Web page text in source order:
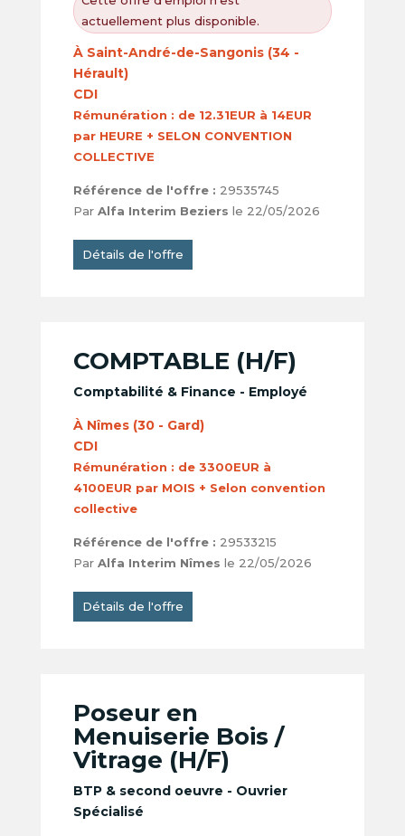
actuellement plus disponible.
À Saint-André-de-Sangonis (34 -
Hérault)
CDI
Rémunération : de 12.31EUR à 14EUR
par HEURE + SELON CONVENTION
COLLECTIVE
Référence de l'offre : 29535745
Par Alfa Interim Beziers le 22/05/2026
Détails de l'offre
COMPTABLE (H/F)
Comptabilité & Finance - Employé
À Nîmes (30 - Gard)
CDI
Rémunération : de 3300EUR à
4100EUR par MOIS + Selon convention
collective
Référence de l'offre : 29533215
Par Alfa Interim Nîmes le 22/05/2026
Détails de l'offre
Poseur en
Menuiserie Bois /
Vitrage (H/F)
BTP & second oeuvre - Ouvrier
Spécialisé